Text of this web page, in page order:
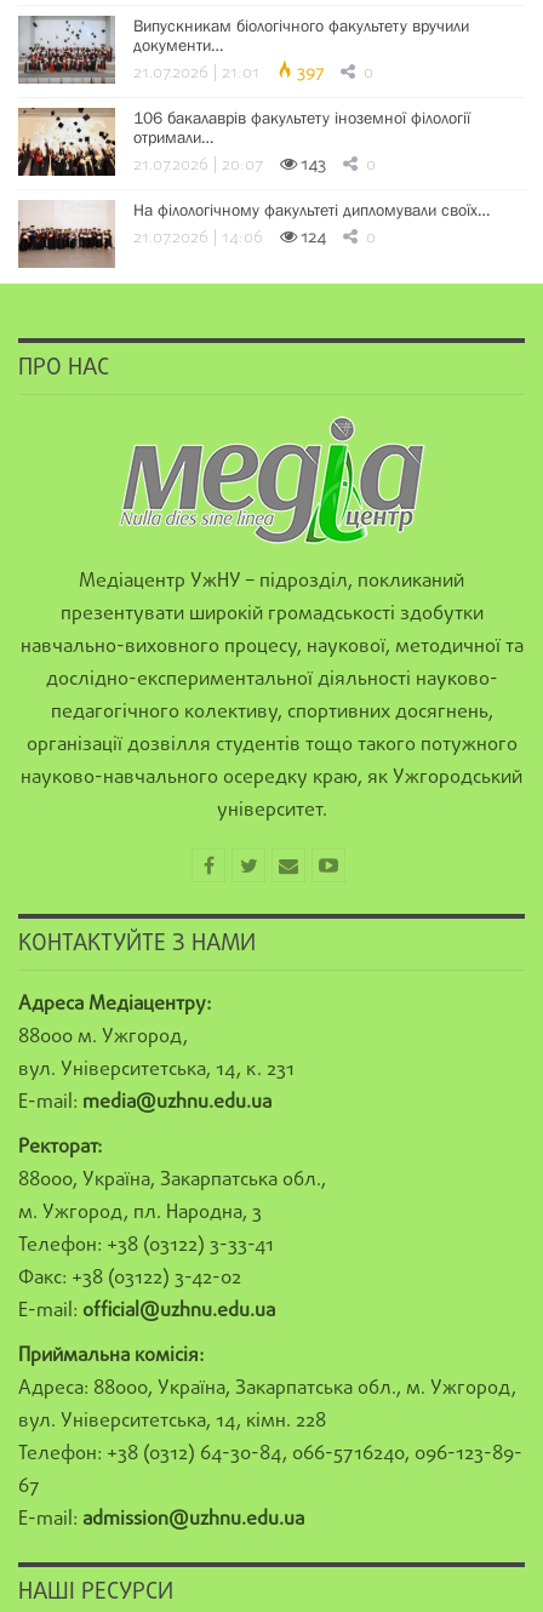
Випускникам біологічного факультету вручили
документи…
21.07.2026 | 21:01 397 0
106 бакалаврів факультету іноземної філології
отримали…
21.07.2026 | 20:07 143 0
На філологічному факультеті дипломували своїх…
21.07.2026 | 14:06 124 0
ПРО НАС
Медіацентр УжНУ – підрозділ, покликаний
презентувати широкій громадськості здобутки
навчально-виховного процесу, наукової, методичної та
дослідно-експериментальної діяльності науково-
педагогічного колективу, спортивних досягнень,
організації дозвілля студентів тощо такого потужного
науково-навчального осередку краю, як Ужгородський
університет.
КОНТАКТУЙТЕ З НАМИ
Адреса Медіацентру:
88000 м. Ужгород,
вул. Університетська, 14, к. 231
E-mail: media@uzhnu.edu.ua
Ректорат:
88000, Україна, Закарпатська обл.,
м. Ужгород, пл. Народна, 3
Телефон: +38 (03122) 3-33-41
Факс: +38 (03122) 3-42-02
E-mail: official@uzhnu.edu.ua
Приймальна комісія:
Адреса: 88000, Україна, Закарпатська обл., м. Ужгород,
вул. Університетська, 14, кімн. 228
Телефон: +38 (0312) 64-30-84, 066-5716240, 096-123-89-
67
E-mail: admission@uzhnu.edu.ua
НАШІ РЕСУРСИ